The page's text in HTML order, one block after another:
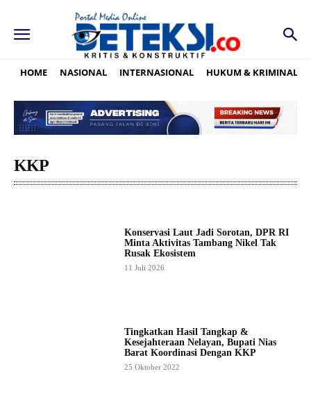
HOME NASIONAL INTERNASIONAL HUKUM & KRIMINAL
KKP
Konservasi Laut Jadi Sorotan, DPR RI
Minta Aktivitas Tambang Nikel Tak
Rusak Ekosistem
11 Juli 2026
Tingkatkan Hasil Tangkap &
Kesejahteraan Nelayan, Bupati Nias
Barat Koordinasi Dengan KKP
25 Oktober 2022